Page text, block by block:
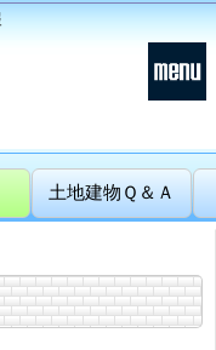
土地建物Ｑ＆Ａ